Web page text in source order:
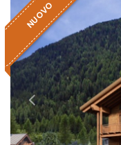
NUOVO